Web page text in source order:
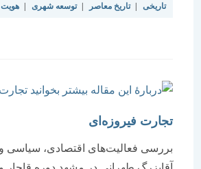
| تاریخ معاصر | توسعه شهری | هویت تاریخی
تجارت فیروزه‌ای
بررسی فعالیت‌های اقتصادی، سیاسی و